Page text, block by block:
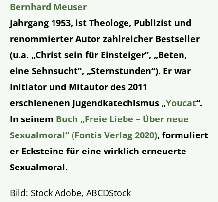
Bernhard Meuser
Jahrgang 1953, ist Theologe, Publizist und
renommierter Autor zahlreicher Bestseller
(u.a. „Christ sein für Einsteiger“, „Beten,
eine Sehnsucht“, „Sternstunden“). Er war
Initiator und Mitautor des 2011
erschienenen Jugendkatechismus „Youcat“.
In seinem Buch „Freie Liebe – Über neue
Sexualmoral“ (Fontis Verlag 2020), formuliert
er Ecksteine für eine wirklich erneuerte
Sexualmoral.
Bild: Stock Adobe, ABCDStock